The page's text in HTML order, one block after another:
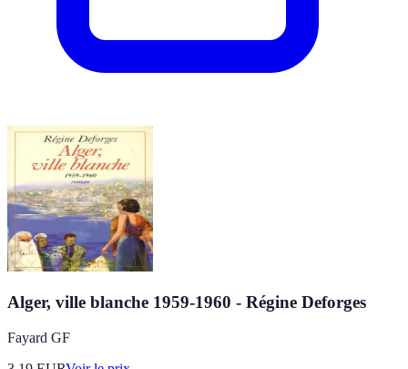
Alger, ville blanche 1959-1960 - Régine Deforges
Fayard GF